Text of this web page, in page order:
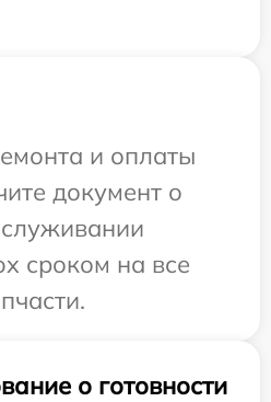
и оплаты
документ о
сроком на все
о готовности